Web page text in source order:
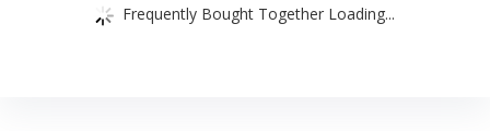
Frequently Bought Together Loading...